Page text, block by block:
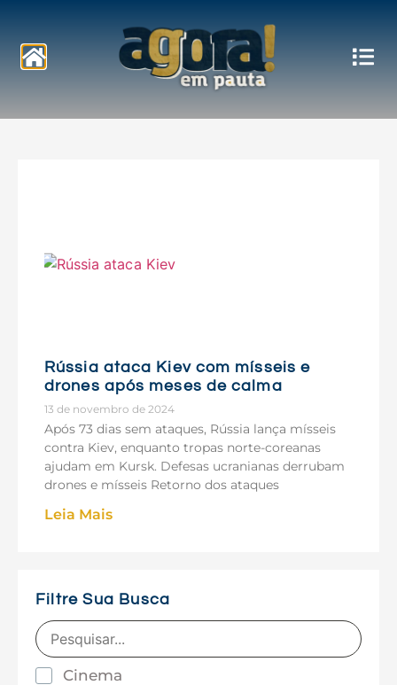
Notícias
Rússia ataca Kiev com mísseis e
drones após meses de calma
13 de novembro de 2024
Após 73 dias sem ataques, Rússia lança mísseis
contra Kiev, enquanto tropas norte-coreanas
ajudam em Kursk. Defesas ucranianas derrubam
drones e mísseis Retorno dos ataques
Leia Mais
Filtre Sua Busca
Cinema